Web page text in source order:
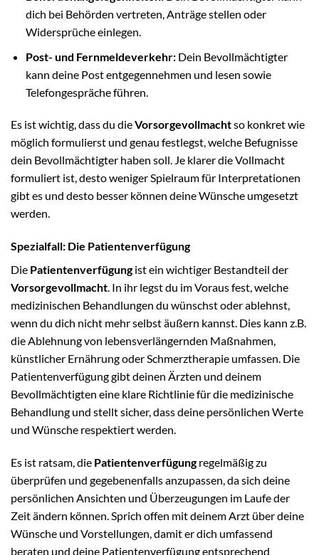
dich bei Behörden vertreten, Anträge stellen oder
Widersprüche einlegen.
Post- und Fernmeldeverkehr:Dein Bevollmächtigter
kann deine Post entgegennehmen und lesen sowie
Telefongespräche führen.
Es ist wichtig, dass du dieVorsorgevollmachtso konkret wie
möglich formulierst und genau festlegst, welche Befugnisse
dein Bevollmächtigter haben soll. Je klarer die Vollmacht
formuliert ist, desto weniger Spielraum für Interpretationen
gibt es und desto besser können deine Wünsche umgesetzt
werden.
Spezialfall: Die Patientenverfügung
Die Patientenverfügungist ein wichtiger Bestandteil der
Vorsorgevollmacht. In ihr legst du im Voraus fest, welche
medizinischen Behandlungen du wünschst oder ablehnst,
wenn du dich nicht mehr selbst äußern kannst. Dies kann z.B.
die Ablehnung von lebensverlängernden Maßnahmen,
künstlicher Ernährung oder Schmerztherapie umfassen. Die
Patientenverfügung gibt deinen Ärzten und deinem
Bevollmächtigten eine klare Richtlinie für die medizinische
Behandlung und stellt sicher, dass deine persönlichen Werte
und Wünsche respektiert werden.
Es ist ratsam, die Patientenverfügungregelmäßig zu
überprüfen und gegebenenfalls anzupassen, da sich deine
persönlichen Ansichten und Überzeugungen im Laufe der
Zeit ändern können. Sprich offen mit deinem Arzt über deine
Wünsche und Vorstellungen, damit er dich umfassend
beraten und deine Patientenverfügung entsprechend